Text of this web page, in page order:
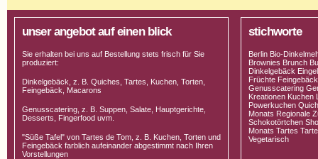
unser angebot auf einen blick
Sie erhalten bei uns auf Bestellung stets frisch für Sie
produziert:
Dinkelgebäck, z. B. Quiches, Tartes, Kuchen, Torten,
Feingebäck, Macarons
Genusscatering, z. B. Suppen, Salate, Hauptgerichte,
Desserts, Fingerfood uvm.
"Süße Tafel" von Tartes de Tom, z. B. Kuchen, Torten und
Feingebäck farblich aufeinander abgestimmt nach Ihren
Vorstellungen
stichworte
Berlin Bio-
Brownies Brunch
Dinkelgebäck
Früchte
Genusscatering
Kreationen Kuchen
Powerkuchen
Monats Regionale
Schokotörtchen
Monats Tartes
Vegetarisch